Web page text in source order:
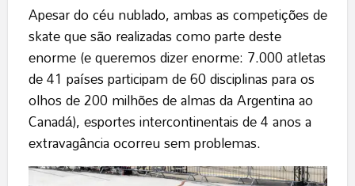
Apesar do céu nublado, ambas as competições de
skate que são realizadas como parte deste
enorme (e queremos dizer enorme: 7.000 atletas
de 41 países participam de 60 disciplinas para os
olhos de 200 milhões de almas da Argentina ao
Canadá), esportes intercontinentais de 4 anos a
extravagância ocorreu sem problemas.